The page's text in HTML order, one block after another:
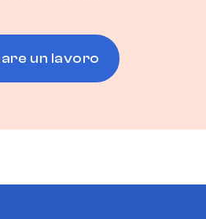
un lavoro